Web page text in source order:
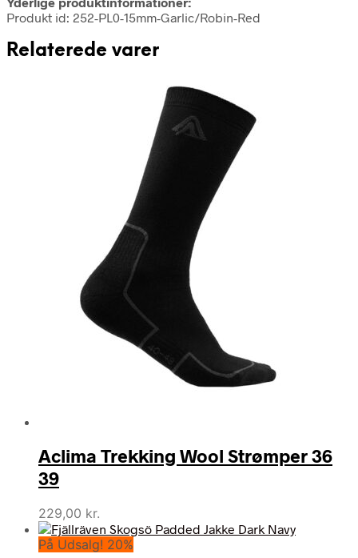
Produkt id: 252-PL0-15mm-Garlic/Robin-Red
Relaterede varer
Aclima Trekking Wool Strømper 36
39
229,00 kr.
På Udsalg! 20%